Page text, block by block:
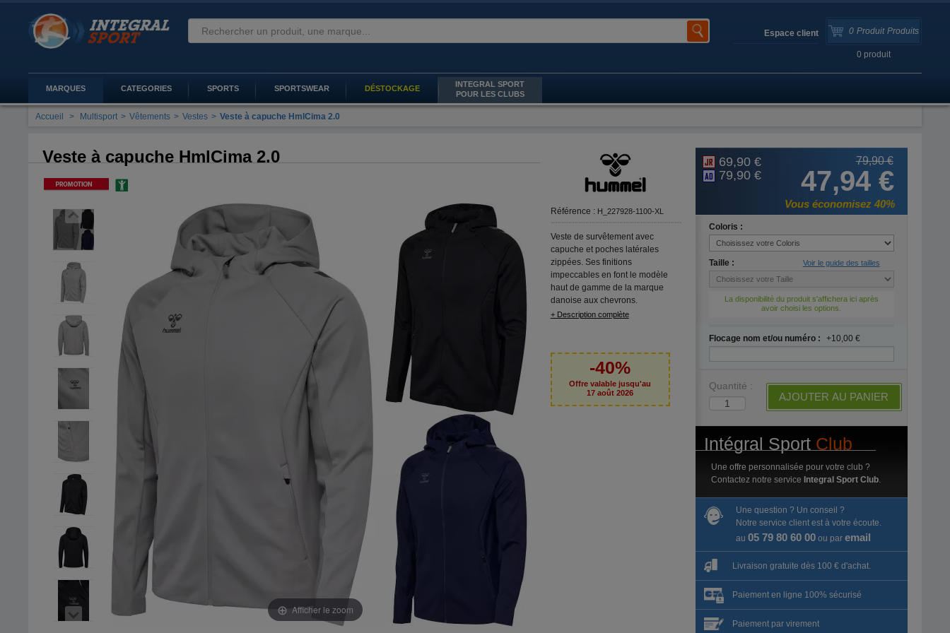
0 Produit Produits
0 produit
Espace client
MARQUES CATEGORIES SPORTS SPORTSWEAR DÉSTOCKAGE
INTEGRAL SPORT
POUR LES CLUBS
Accueil > Multisport > Vêtements > Vestes > Veste à capuche HmlCima 2.0
Veste à capuche HmlCima 2.0
Afficher le zoom
Référence : H_227928-1100-XL
Veste de survêtement avec
capuche et poches latérales
zippées. Ses finitions
impeccables en font le modèle
haut de gamme de la marque
danoise aux chevrons.
+ Description complète
-40%
Offre valable jusqu'au
17 août 2026
69,90 €
79,90 €
79,90 €
47,94 €
Vous économisez 40%
Coloris :
Taille : Voir le guide des tailles
La disponibilité du produit s'affichera ici après
avoir choisi les options.
Flocage nom et/ou numéro : +10,00 €
Quantité :
AJOUTER AU PANIER
Intégral Sport Club
Une offre personnalisée pour votre club ?
Contactez notre service Integral Sport Club.
Une question ? Un conseil ?
Notre service client est à votre écoute.
au 05 79 80 60 00ou par email
Livraison gratuite dès 100 € d'achat.
Paiement en ligne 100% sécurisé
Paiement par virement